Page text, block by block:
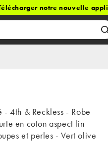
notre nouvelle appli
- 4th & Reckless - Robe
en coton aspect lin
et perles - Vert olive